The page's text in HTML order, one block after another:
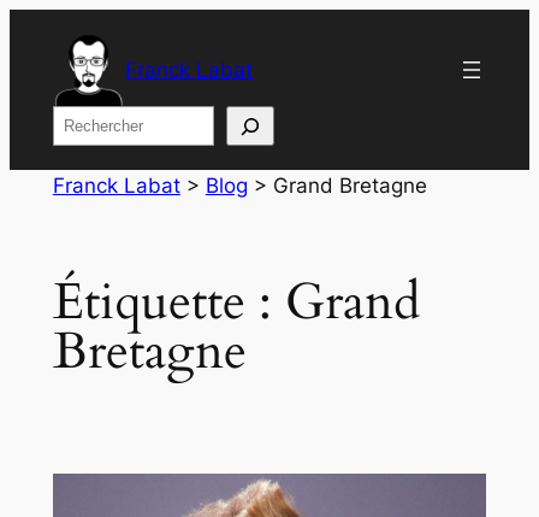
contenu
Franck Labat
Rechercher
Franck Labat> Blog > Grand Bretagne
Étiquette : Grand
Bretagne